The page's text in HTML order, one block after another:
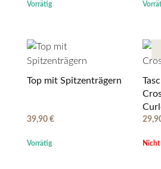
Vorrätig
Top mit Spitzenträgern
39,90 €
Vorrätig